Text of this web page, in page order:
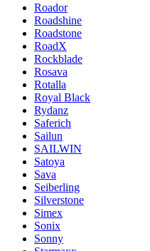
Roador
Roadshine
Roadstone
RoadX
Rockblade
Rosava
Rotalla
Royal Black
Rydanz
Saferich
Sailun
SAILWIN
Satoya
Sava
Seiberling
Silverstone
Simex
Sonix
Sonny